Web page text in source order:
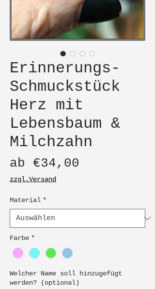
Erinnerungs-
Schmuckstück
Herz mit
Lebensbaum &
Milchzahn
ab €34,00
zzgl.Versand
Material *
Farbe *
Welcher Name soll hinzugefügt
werden? (optional)